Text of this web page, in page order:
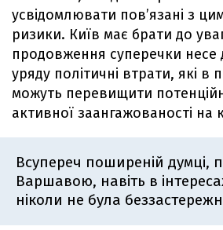
усвідомлювати пов’язані з
ризики. Київ має брати до
продовження суперечки несе
уряду політичні втрати, які
можуть перевищити
активної заангажованості на
Всупереч поширеній думці,
Варшавою, навіть в
ніколи не була